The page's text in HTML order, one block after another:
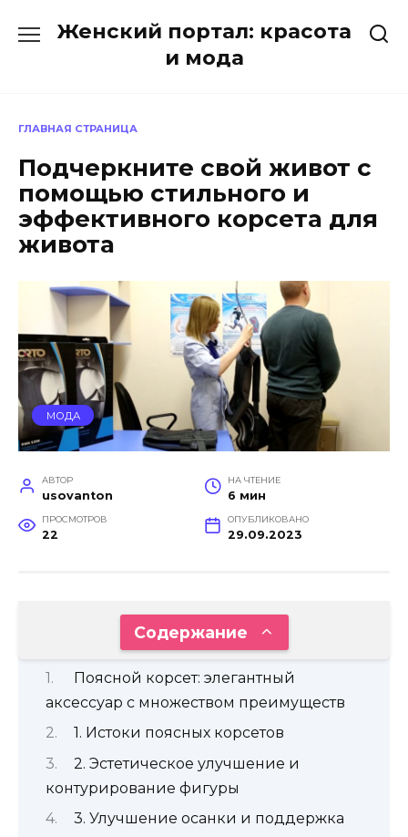
Женский портал: красота
и мода
ГЛАВНАЯ СТРАНИЦА
Подчеркните свой живот с
помощью стильного и
эффективного корсета для
живота
МОДА
АВТОР
usovanton
НА ЧТЕНИЕ
6 мин
ПРОСМОТРОВ
22
ОПУБЛИКОВАНО
29.09.2023
Содержание
Поясной корсет: элегантный
аксессуар с множеством преимуществ
1. Истоки поясных корсетов
2. Эстетическое улучшение и
контурирование фигуры
3. Улучшение осанки и поддержка